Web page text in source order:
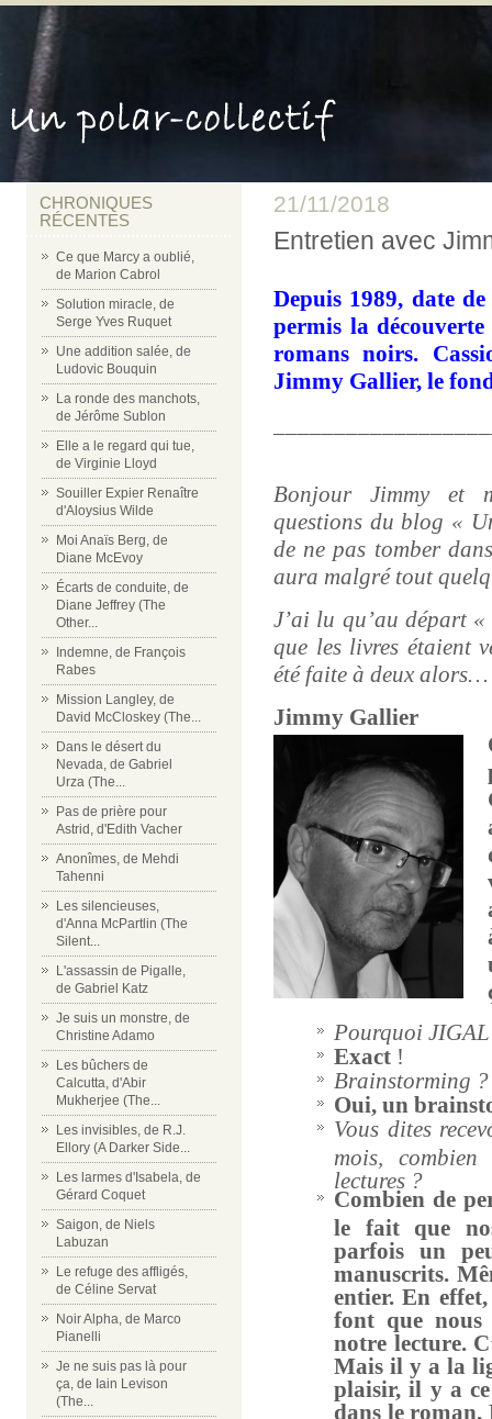
CHRONIQUES
RÉCENTES
Ce que Marcy a oublié,
de Marion Cabrol
Solution miracle, de
Serge Yves Ruquet
Une addition salée, de
Ludovic Bouquin
La ronde des manchots,
de Jérôme Sublon
Elle a le regard qui tue,
de Virginie Lloyd
Souiller Expier Renaître
d'Aloysius Wilde
Moi Anaïs Berg, de
Diane McEvoy
Écarts de conduite, de
Diane Jeffrey (The
Other...
Indemne, de François
Rabes
Mission Langley, de
David McCloskey (The...
Dans le désert du
Nevada, de Gabriel
Urza (The...
Pas de prière pour
Astrid, d'Edith Vacher
Anonîmes, de Mehdi
Tahenni
Les silencieuses,
d'Anna McPartlin (The
Silent...
L'assassin de Pigalle,
de Gabriel Katz
Je suis un monstre, de
Christine Adamo
Les bûchers de
Calcutta, d'Abir
Mukherjee (The...
Les invisibles, de R.J.
Ellory (A Darker Side...
Les larmes d'Isabela, de
Gérard Coquet
Saigon, de Niels
Labuzan
Le refuge des affligés,
de Céline Servat
Noir Alpha, de Marco
Pianelli
Je ne suis pas là pour
ça, de Iain Levison
(The...
21/11/2018
Entretien avec
Depuis 1989, date
permis la
romans noirs.
Jimmy Gallier, le
Bonjour Jimmy et
questions du blog «
de ne pas tomber
aura malgré tout
J’ai lu qu’au départ
que les livres étaient
été faite à deux alors…
Jimmy Gallier
Pourquoi JIGAL
Exact !
Brainstorming ?
Oui, un
Vous dites
mois, combien
lectures ?
Combien de
le fait que
parfois un
manuscrits.
entier. En effet,
font que nous
notre lecture.
Mais il y a la
plaisir, il y a
dans le roman.